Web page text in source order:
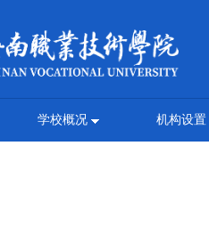
学校概况 机构设置